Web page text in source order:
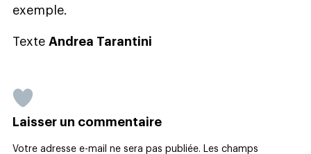
exemple.
Texte Andrea Tarantini
Laisser un commentaire
Votre adresse e-mail ne sera pas publiée.
Les champs